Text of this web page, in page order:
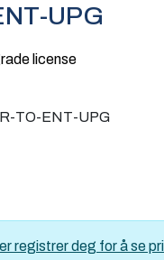
UPG
license
TO-ENT-UPG
registrer deg for å se